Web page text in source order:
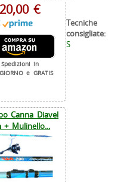
20,00 €
Spedizioni in
e GRATIS
Canna Diavel
+ Mulinello...
Tecniche
consigliate:
S